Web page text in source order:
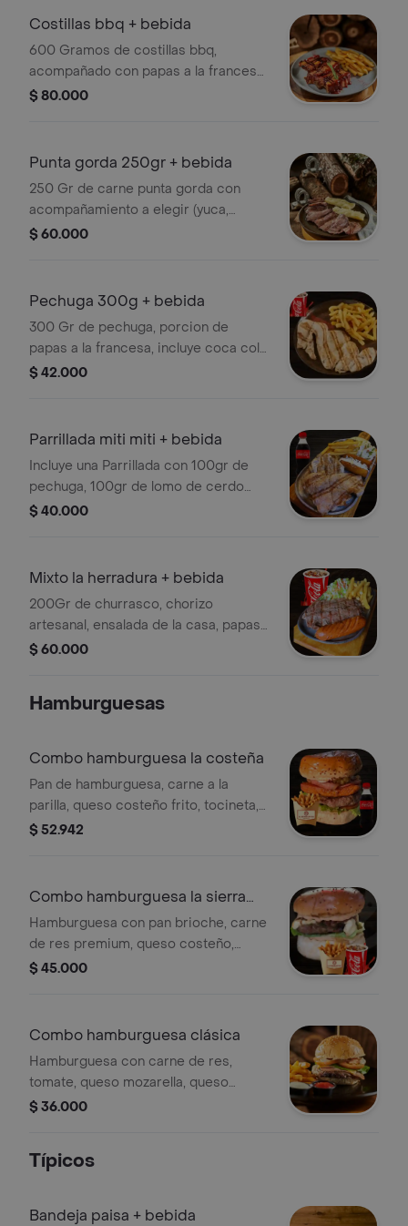
ensalada, ideal para 3 personas.
Incluye 3 bebidas coca cola 250ml
Costillas bbq + bebida
600 Gramos de costillas bbq,
acompañado con papas a la francesa
y ensalada de la casa. Incluye bebida
$ 80.000
Punta gorda 250gr + bebida
250 Gr de carne punta gorda con
acompañamiento a elegir (yuca,
papas al vapor o porcion de papas a
$ 60.000
Pechuga 300g + bebida
300 Gr de pechuga, porcion de
papas a la francesa, incluye coca cola
250ml
$ 42.000
Parrillada miti miti + bebida
Incluye una Parrillada con 100gr de
pechuga, 100gr de lomo de cerdo
acompañados de papas a la francesa,
250ml.
$ 40.000
Mixto la herradura + bebida
200Gr de churrasco, chorizo
artesanal, ensalada de la casa, papas
a la francesa y coca cola 250ml
$ 60.000
Hamburguesas
Combo hamburguesa la costeña
Pan de hamburguesa, carne a la
parilla, queso costeño frito, tocineta,
piña caramelizada , salsa tártara,
$ 52.942
Combo hamburguesa la sierra
nevada
Hamburguesa con pan brioche, carne
de res premium, queso costeño,
tocineta en confitura de café,
original 250ml.
$ 45.000
Combo hamburguesa clásica
Hamburguesa con carne de res,
tomate, queso mozarella, queso
cheedar y tocineta. acompañada de
$ 36.000
Típicos
Bandeja paisa + bebida